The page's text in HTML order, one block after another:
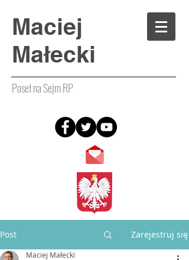
Maciej
Małecki
Poseł na Sejm RP
Post Zarejestruj się
Maciej Małecki